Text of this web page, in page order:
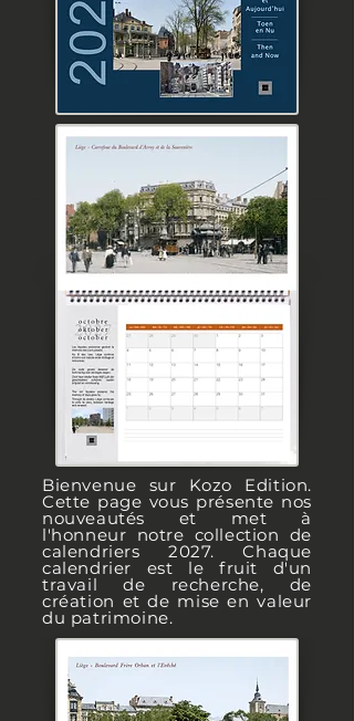
Bienvenue sur Kozo Edition.
Cette page vous présente nos
nouveautés et met à
l'honneur notre collection de
calendriers 2027. Chaque
calendrier est le fruit d'un
travail de recherche, de
création et de mise en valeur
du patrimoine.